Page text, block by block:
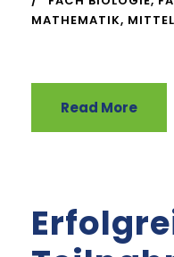
MATHEMATIK,
Read More